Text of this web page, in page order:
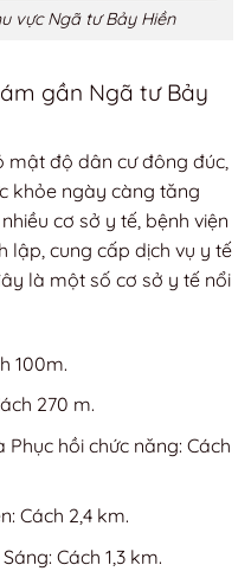
vực Ngã tư Bảy Hiền
gần Ngã tư Bảy
mật độ dân cư đông đúc,
khỏe ngày càng tăng
cơ sở y tế, bệnh viện
lập, cung cấp dịch vụ y tế
là một số cơ sở y tế nổi
100m.
270 m.
Phục hồi chức năng: Cách
Cách 2,4 km.
Cách 1,3 km.